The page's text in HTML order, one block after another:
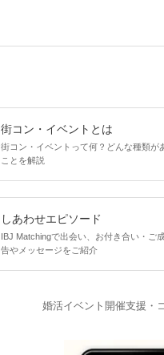
街コン・イベントとは
街コン・イベントって何？どんな種類が
ことを解説
しあわせエピソード
IBJ Matchingで出会い、お付き合い・ご
告やメッセージをご紹介
婚活イベント開催支援・